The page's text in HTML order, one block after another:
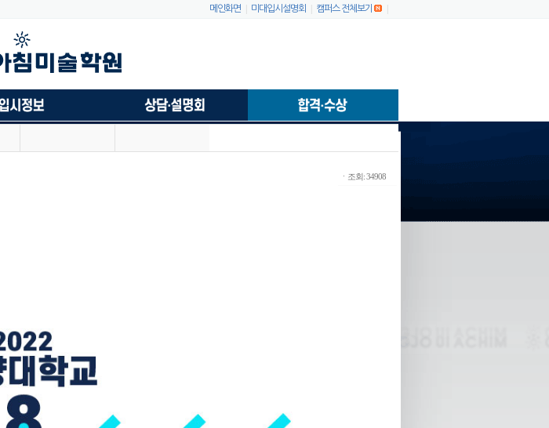
메인화면 미대입시설명회 캠퍼스 전체보기
ㆍ조회: 34908